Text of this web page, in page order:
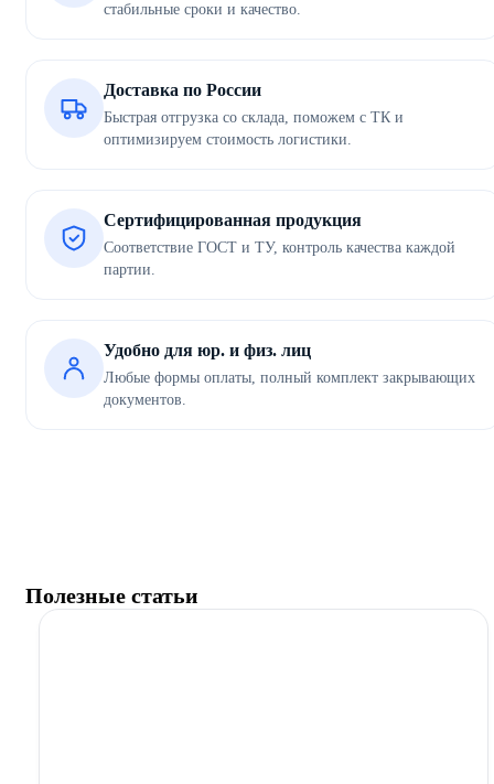
стабильные сроки и качество.
Доставка по России
Быстрая отгрузка со склада, поможем с ТК и
оптимизируем стоимость логистики.
Сертифицированная продукция
Соответствие ГОСТ и ТУ, контроль качества каждой
партии.
Удобно для юр. и физ. лиц
Любые формы оплаты, полный комплект закрывающих
документов.
Полезные статьи